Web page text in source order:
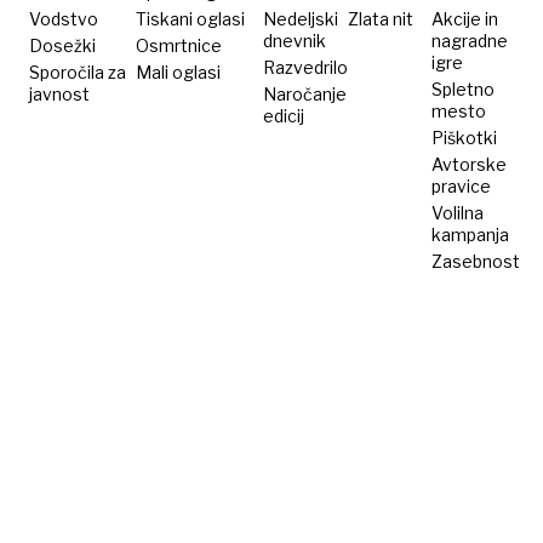
Vodstvo
Dosežki
Sporočila za
javnost
Tiskani oglasi
Osmrtnice
Mali oglasi
Nedeljski
dnevnik
Razvedrilo
Naročanje
edicij
Zlata nit
Akcije in
nagradne
igre
Spletno
mesto
Piškotki
Avtorske
pravice
Volilna
kampanja
Zasebnost